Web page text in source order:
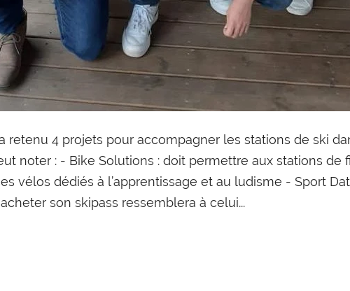
retenu 4 projets pour accompagner les stations de ski
noter : - Bike Solutions : doit permettre aux stations de
vélos dédiés à l’apprentissage et au ludisme - Sport
son skipass ressemblera à celui...